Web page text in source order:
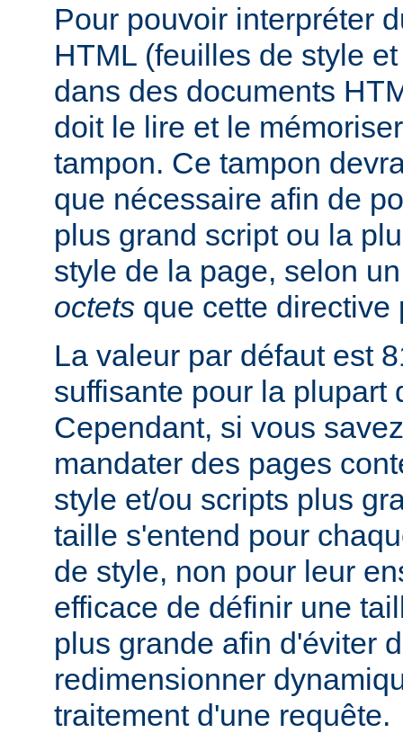
Pour pouvoir interpréter
HTML (feuilles de style
dans des documents
doit le lire et le
tampon. Ce tampon
que nécessaire afin de
plus grand script ou la
style de la page, selon
octets que cette directive
La valeur par défaut est
suffisante pour la plupart
Cependant, si vous
mandater des pages
style et/ou scripts plus
taille s'entend pour
de style, non pour leur
efficace de définir une
plus grande afin d'éviter
redimensionner
traitement d'une requête.